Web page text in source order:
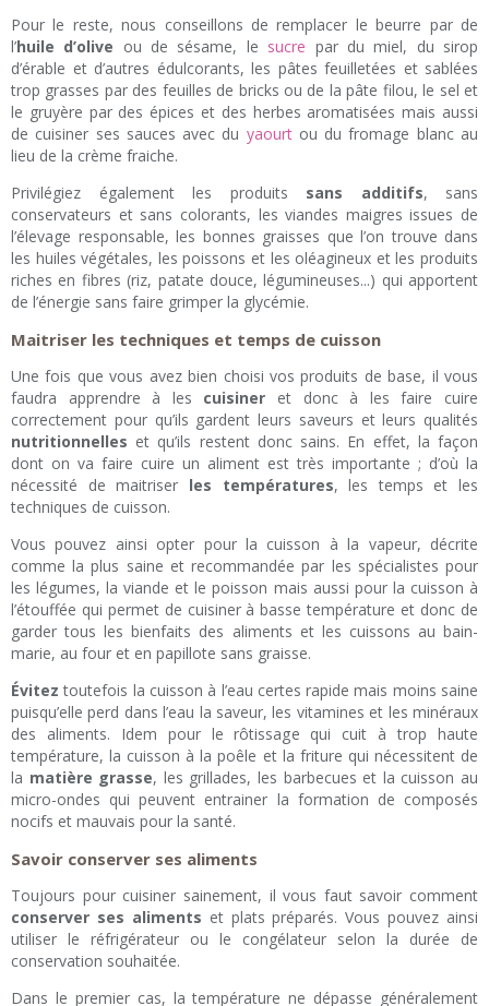
Pour le reste, nous conseillons de remplacer le beurre par de
l’huile d’olive ou de sésame, le sucre par du miel, du sirop
d’érable et d’autres édulcorants, les pâtes feuilletées et sablées
trop grasses par des feuilles de bricks ou de la pâte filou, le sel et
le gruyère par des épices et des herbes aromatisées mais aussi
de cuisiner ses sauces avec du yaourtou du fromage blanc au
lieu de la crème fraiche.
Privilégiez également les produits sans additifs, sans
conservateurs et sans colorants, les viandes maigres issues de
l’élevage responsable, les bonnes graisses que l’on trouve dans
les huiles végétales, les poissons et les oléagineux et les produits
riches en fibres (riz, patate douce, légumineuses...) qui apportent
de l’énergie sans faire grimper la glycémie.
Maitriser les techniques et temps de cuisson
Une fois que vous avez bien choisi vos produits de base, il vous
faudra apprendre à les cuisiner et donc à les faire cuire
correctement pour qu’ils gardent leurs saveurs et leurs qualités
nutritionnelles et qu’ils restent donc sains. En effet, la façon
dont on va faire cuire un aliment est très importante ; d’où la
nécessité de maitriser les températures, les temps et les
techniques de cuisson.
Vous pouvez ainsi opter pour la cuisson à la vapeur, décrite
comme la plus saine et recommandée par les spécialistes pour
les légumes, la viande et le poisson mais aussi pour la cuisson à
l’étouffée qui permet de cuisiner à basse température et donc de
garder tous les bienfaits des aliments et les cuissons au bain-
marie, au four et en papillote sans graisse.
Évitez toutefois la cuisson à l’eau certes rapide mais moins saine
puisqu’elle perd dans l’eau la saveur, les vitamines et les minéraux
des aliments. Idem pour le rôtissage qui cuit à trop haute
température, la cuisson à la poêle et la friture qui nécessitent de
la matière grasse, les grillades, les barbecues et la cuisson au
micro-ondes qui peuvent entrainer la formation de composés
nocifs et mauvais pour la santé.
Savoir conserver ses aliments
Toujours pour cuisiner sainement, il vous faut savoir comment
conserver ses aliments et plats préparés. Vous pouvez ainsi
utiliser le réfrigérateur ou le congélateur selon la durée de
conservation souhaitée.
Dans le premier cas, la température ne dépasse généralement